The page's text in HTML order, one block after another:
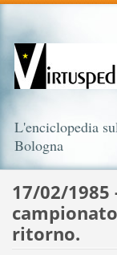
L'enciclopedia
Bologna
17/02/1985
ritorno.